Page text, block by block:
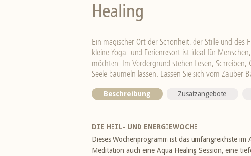
Healing
Ein magischer Ort der Schönheit, der Stille und des
kleine Yoga- und Ferienresort ist ideal für
möchten. Im Vordergrund stehen Lesen,
Seele baumeln lassen. Lassen Sie sich vom Zauber
Beschreibung Zusatzangebote
DIE HEIL- UND ENERGIEWOCHE
Dieses Wochenprogramm ist das umfangreichste
Meditation auch eine Aqua Healing Session, eine